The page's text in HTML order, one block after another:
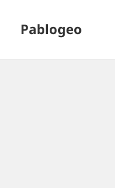
Pablogeo